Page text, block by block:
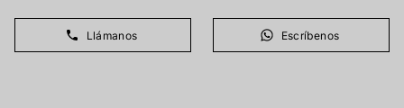
Llámanos Escríbenos